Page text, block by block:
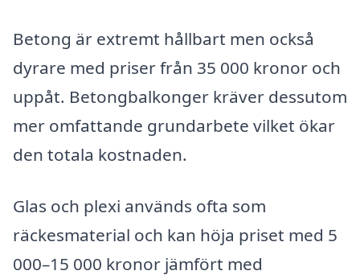
Betong är extremt hållbart men också
dyrare med priser från 35 000 kronor och
uppåt. Betongbalkonger kräver dessutom
mer omfattande grundarbete vilket ökar
den totala kostnaden.
Glas och plexi används ofta som
räckesmaterial och kan höja priset med 5
000–15 000 kronor jämfört med